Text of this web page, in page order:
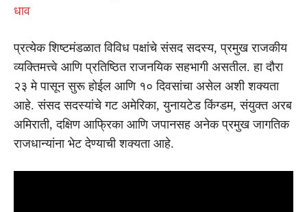
धाव
प्रत्येक शिष्टमंडळात विविध पक्षांचे संसद सदस्य, प्रमुख राजकीय
व्यक्तिमत्त्वे आणि प्रतिष्ठित राजनयिक सहभागी असतील. हा दौरा
२३ मे पासून सुरू होईल आणि १० दिवसांचा असेल अशी शक्यता
आहे. संसद सदस्यांचे गट अमेरिका, युनायटेड किंग्डम, संयुक्त अरब
अमिराती, दक्षिण आफ्रिका आणि जपानसह अनेक प्रमुख जागतिक
राजधान्यांना भेट देण्याची शक्यता आहे.